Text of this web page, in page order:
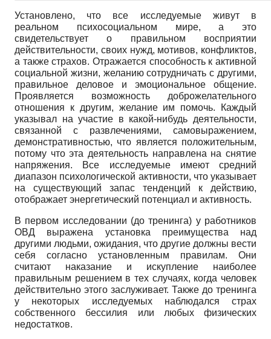
Установлено, что все исследуемые живут в
реальном психосоциальном мире, а это
свидетельствует о правильном восприятии
действительности, своих нужд, мотивов, конфликтов,
а также страхов. Отражается способность к активной
социальной жизни, желанию сотрудничать с другими,
правильное деловое и эмоциональное общение.
Проявляется возможность доброжелательного
отношения к другим, желание им помочь. Каждый
указывал на участие в какой-нибудь деятельности,
связанной с развлечениями, самовыражением,
демонстративностью, что является положительным,
потому что эта деятельность направлена на снятие
напряжения. Все исследуемые имеют средний
диапазон психологической активности, что указывает
на существующий запас тенденций к действию,
отображает энергетический потенциал и активность.
В первом исследовании (до тренинга) у работников
ОВД выражена установка преимущества над
другими людьми, ожидания, что другие должны вести
себя согласно установленным правилам. Они
считают наказание и искупление наиболее
правильным решением в тех случаях, когда человек
действительно этого заслуживает. Также до тренинга
у некоторых исследуемых наблюдался страх
собственного бессилия или любых физических
недостатков.